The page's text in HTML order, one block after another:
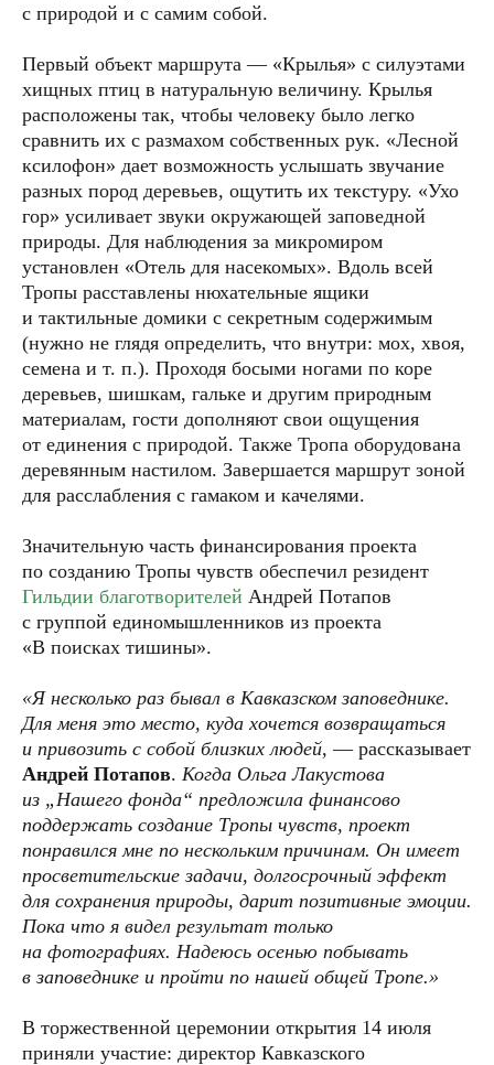
с природой и с самим собой.
Первый объект маршрута — «Крылья» с силуэтами
хищных птиц в натуральную величину. Крылья
расположены так, чтобы человеку было легко
сравнить их с размахом собственных рук. «Лесной
ксилофон» дает возможность услышать звучание
разных пород деревьев, ощутить их текстуру. «Ухо
гор» усиливает звуки окружающей заповедной
природы. Для наблюдения за микромиром
установлен «Отель для насекомых». Вдоль всей
Тропы расставлены нюхательные ящики
и тактильные домики с секретным содержимым
(нужно не глядя определить, что внутри: мох, хвоя,
семена и т. п.). Проходя босыми ногами по коре
деревьев, шишкам, гальке и другим природным
материалам, гости дополняют свои ощущения
от единения с природой. Также Тропа оборудована
деревянным настилом. Завершается маршрут зоной
для расслабления с гамаком и качелями.
Значительную часть финансирования проекта
по созданию Тропы чувств обеспечил резидент
Гильдии благотворителей Андрей Потапов
с группой единомышленников из проекта
«В поисках тишины».
«Я несколько раз бывал в Кавказском заповеднике.
Для меня это место, куда хочется возвращаться
и привозить с собой близких людей, — рассказывает
Андрей Потапов. Когда Ольга Лакустова
из „Нашего фонда“ предложила финансово
поддержать создание Тропы чувств, проект
понравился мне по нескольким причинам. Он имеет
просветительские задачи, долгосрочный эффект
для сохранения природы, дарит позитивные эмоции.
Пока что я видел результат только
на фотографиях. Надеюсь осенью побывать
в заповеднике и пройти по нашей общей Тропе.»
В торжественной церемонии открытия 14 июля
приняли участие: директор Кавказского
ОСТАВЬТЕ СВОЮ ПОЧТУ, ЧТОБЫ
ПОДПИСАТЬСЯ НА РАССЫЛКУ.
ОБЕЩАЕМ ПРИСЫЛАТЬ ТОЛЬКО
ВАЖНЫЕ ПИСЬМА.
отправить